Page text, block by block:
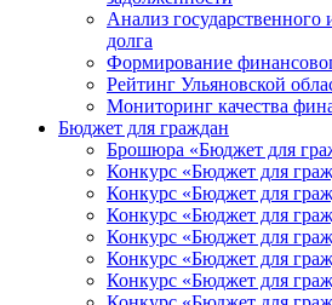
Анализ
долга
Формирование
Рейтинг Ульяновской
Мониторинг качества
Бюджет для граждан
Брошюра «Бюджет для
Конкурс «Бюджет для
Конкурс «Бюджет для
Конкурс «Бюджет для
Конкурс «Бюджет для
Конкурс «Бюджет для
Конкурс «Бюджет для